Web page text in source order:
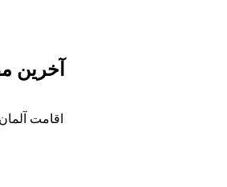
آخرین
اقامت